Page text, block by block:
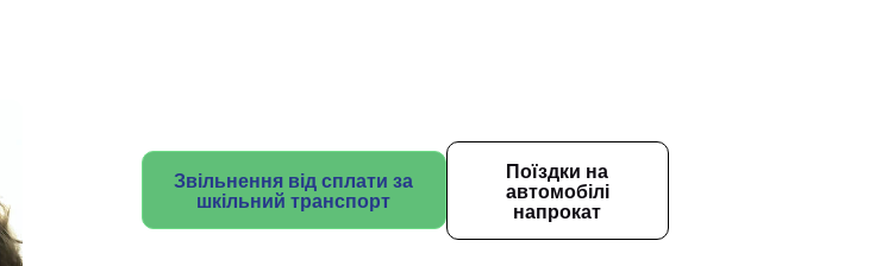
Звільнення від сплати за
шкільний транспорт
Поїздки на
автомобілі
напрокат